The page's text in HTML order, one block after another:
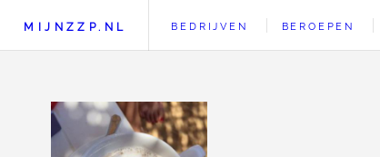
MIJNZZP.NL BEDRIJVEN BEROEPEN